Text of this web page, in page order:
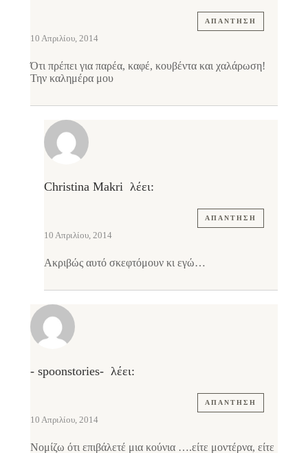
ΑΠΆΝΤΗΣΗ
10 Απριλίου, 2014
Ότι πρέπει για παρέα, καφέ, κουβέντα και χαλάρωση!
Την καλημέρα μου
Christina Makri λέει:
ΑΠΆΝΤΗΣΗ
10 Απριλίου, 2014
Ακριβώς αυτό σκεφτόμουν κι εγώ…
- spoonstories- λέει:
ΑΠΆΝΤΗΣΗ
10 Απριλίου, 2014
Νομίζω ότι επιβάλετέ μια κούνια ….είτε μοντέρνα, είτε